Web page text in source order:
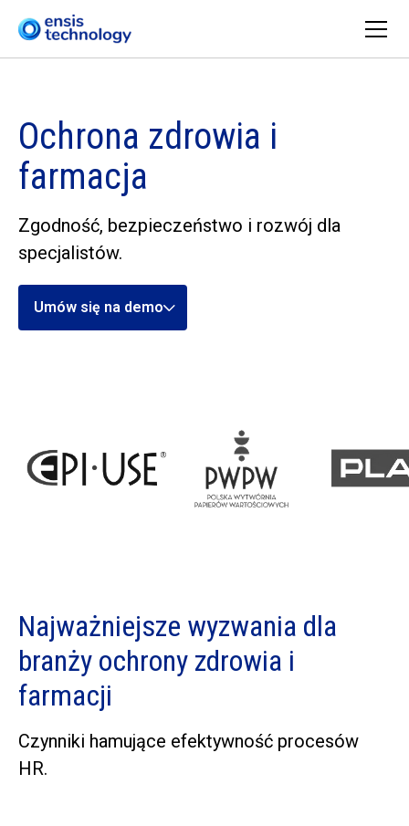
Ochrona zdrowia i
farmacja
Zgodność, bezpieczeństwo i rozwój dla
specjalistów.
Umów się na demo
Najważniejsze wyzwania dla
branży ochrony zdrowia i
farmacji
Czynniki hamujące efektywność procesów
HR.